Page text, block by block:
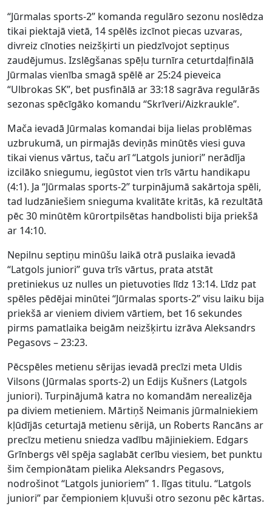
“Jūrmalas sports-2” komanda regulāro sezonu noslēdza
tikai piektajā vietā, 14 spēlēs izcīnot piecas uzvaras,
divreiz cīnoties neizšķirti un piedzīvojot septiņus
zaudējumus. Izslēgšanas spēļu turnīra ceturtdaļfinālā
Jūrmalas vienība smagā spēlē ar 25:24 pieveica
“Ulbrokas SK”, bet pusfinālā ar 33:18 sagrāva regulārās
sezonas spēcīgāko komandu “Skrīveri/Aizkraukle”.
Mača ievadā Jūrmalas komandai bija lielas problēmas
uzbrukumā, un pirmajās deviņās minūtēs viesi guva
tikai vienus vārtus, taču arī “Latgols juniori” nerādīja
izcilāko sniegumu, iegūstot vien trīs vārtu handikapu
(4:1). Ja “Jūrmalas sports-2” turpinājumā sakārtoja spēli,
tad ludzāniešiem snieguma kvalitāte kritās, kā rezultātā
pēc 30 minūtēm kūrortpilsētas handbolisti bija priekšā
ar 14:10.
Nepilnu septiņu minūšu laikā otrā puslaika ievadā
“Latgols juniori” guva trīs vārtus, prata atstāt
pretiniekus uz nulles un pietuvoties līdz 13:14. Līdz pat
spēles pēdējai minūtei “Jūrmalas sports-2” visu laiku bija
priekšā ar vieniem diviem vārtiem, bet 16 sekundes
pirms pamatlaika beigām neizšķirtu izrāva Aleksandrs
Pegasovs – 23:23.
Pēcspēles metienu sērijas ievadā precīzi meta Uldis
Vilsons (Jūrmalas sports-2) un Edijs Kušners (Latgols
juniori). Turpinājumā katra no komandām nerealizēja
pa diviem metieniem. Mārtiņš Neimanis jūrmalniekiem
kļūdījās ceturtajā metienu sērijā, un Roberts Rancāns ar
precīzu metienu sniedza vadību mājiniekiem. Edgars
Grīnbergs vēl spēja saglabāt cerību viesiem, bet punktu
šim čempionātam pielika Aleksandrs Pegasovs,
nodrošinot “Latgols junioriem” 1. līgas titulu. “Latgols
juniori” par čempioniem kļuvuši otro sezonu pēc kārtas.